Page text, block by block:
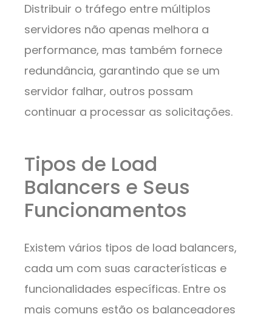
Distribuir o tráfego entre múltiplos
servidores não apenas melhora a
performance, mas também fornece
redundância, garantindo que se um
servidor falhar, outros possam
continuar a processar as solicitações.
Tipos de Load
Balancers e Seus
Funcionamentos
Existem vários tipos de load balancers,
cada um com suas características e
funcionalidades específicas. Entre os
mais comuns estão os balanceadores